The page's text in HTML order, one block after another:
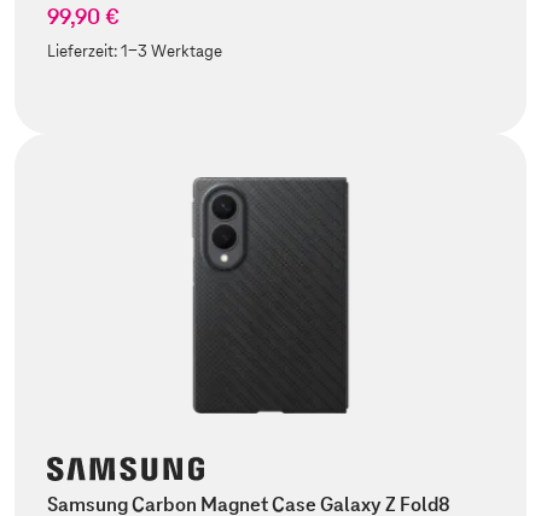
99,90 €
Lieferzeit:1-3 Werktage
Samsung Carbon Magnet Case Galaxy Z Fold8